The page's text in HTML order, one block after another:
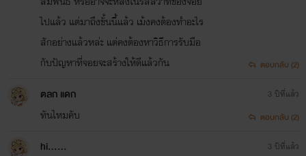
ไปแล้ว แต่มาถึงขั้นนี้แล้ว เม้งคงต้องทำอะไร
สักอย่างแล้วหล่ะ แต่คงต้องหาวิธีการรับมือ
กับปัญหาที่จอยจะสร้างให้ดีแล้วกัน
ตอบกลับ (2)
ตลก แดก
ทันไหมคับ
3 ปีที่แล้ว
ตอบกลับ (2)
hi...... 3 ปีที่แล้ว